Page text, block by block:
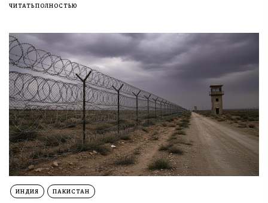
ЧИТАТЬ ПОЛНОСТЬЮ
ИНДИЯ ПАКИСТАН